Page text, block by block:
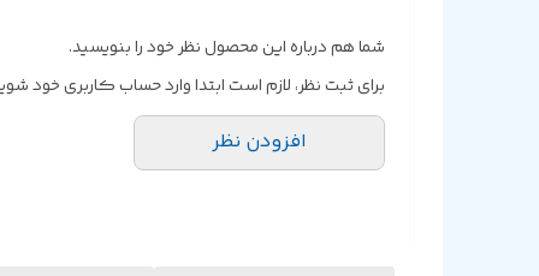
شما هم درباره این محصول نظر خود را بنویسید.
برای ثبت نظر، لازم است ابتدا وارد حساب کاربری خود
افزودن نظر